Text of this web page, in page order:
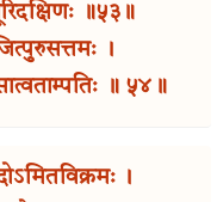
॥५३॥
।
॥ ५४॥
।